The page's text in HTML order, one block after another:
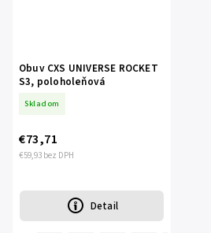
Obuv CXS UNIVERSE ROCKET
S3, poloholeňová
Skladom
€59,93 bez DPH
€73,71
Detail